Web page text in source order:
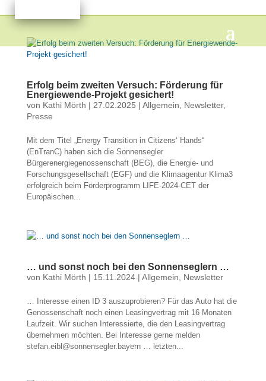
Erfolg beim zweiten Versuch: Förderung für
Energiewende-Projekt gesichert!
von Kathi Mörth | 27.02.2025 | Allgemein Newsletter,
Presse
Mit dem Titel „Energy Transition in Citizens‘ Hands“
(EnTranC) haben sich die Sonnensegler
Bürgerenergiegenossenschaft (BEG), die Energie- und
Forschungsgesellschaft (EGF) und die Klimaagentur Klima3
erfolgreich beim Förderprogramm LIFE-2024-CET der
Europäischen...
… und sonst noch bei den Sonnenseglern …
von Kathi Mörth | 15.11.2024| Allgemein Newsletter
… Interesse einen ID 3 auszuprobieren? Für das Auto hat die
Genossenschaft noch einen Leasingvertrag mit 16 Monaten
Laufzeit. Wir suchen Interessierte, die den Leasingvertrag
übernehmen möchten. Bei Interesse gerne melden
stefan.eibl@sonnensegler.bayern … letzten...